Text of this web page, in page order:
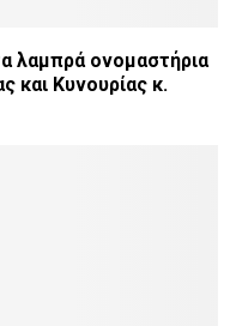
λαμπρά ονομαστήρια
και Κυνουρίας κ.